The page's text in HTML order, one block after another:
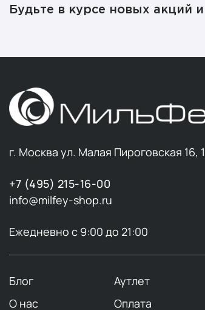
Будьте в курсе новых акций
г. Москва ул. Малая Пироговская 16,
+7 (495) 215-16-00
info@milfey-shop.ru
Ежедневно с 9:00 до 21:00
Блог Аутлет
О нас
Оплата